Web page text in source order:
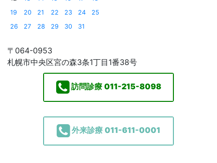
19
20 21 22 23 24
25
26
27 28 29 30 31
〒064-0953
札幌市中央区宮の森3条1丁目1番38号
訪問診療 011-215-8098
外来診療 011-611-0001